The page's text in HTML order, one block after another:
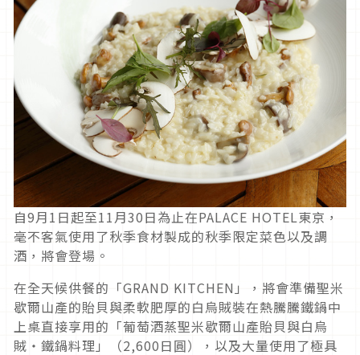
自9月1日起至11月30日為止在PALACE HOTEL東京，
毫不客氣使用了秋季食材製成的秋季限定菜色以及調
酒，將會登場。
在全天候供餐的「GRAND KITCHEN」，將會準備聖米
歇爾山產的貽貝與柔軟肥厚的白烏賊裝在熱騰騰鐵鍋中
上桌直接享用的「葡萄酒蒸聖米歇爾山產貽貝與白烏
賊・鐵鍋料理」（2,600日圓），以及大量使用了極具